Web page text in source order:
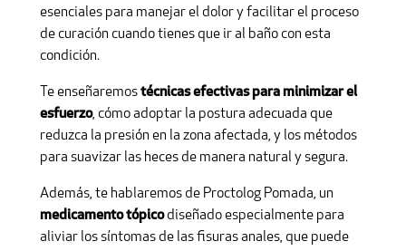
esenciales para manejar el dolor y facilitar el proceso
de curación cuando tienes que ir al baño con esta
condición.
Te enseñaremostécnicas efectivas para minimizar el
esfuerzo, cómo adoptar la postura adecuada que
reduzca la presión en la zona afectada, y los métodos
para suavizar las heces de manera natural y segura.
Además, te hablaremos de Proctolog Pomada, un
medicamento tópicodiseñado especialmente para
aliviar los síntomas de las fisuras anales, que puede